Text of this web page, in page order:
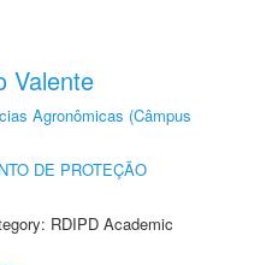
Valente
Agronômicas (Câmpus
DE PROTEÇÃO
RDIPD Academic